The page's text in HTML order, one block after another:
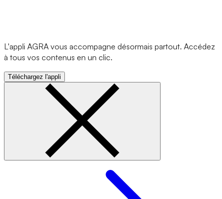
L'appli AGRA vous accompagne désormais partout. Accédez
à tous vos contenus en un clic.
Téléchargez l'appli